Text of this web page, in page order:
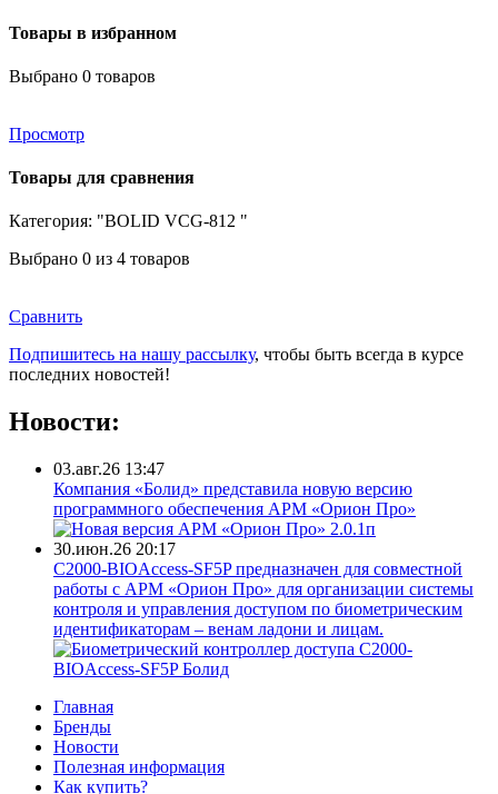
Товары в избранном
Выбрано 0 товаров
Просмотр
Товары для сравнения
Категория: "BOLID VCG-812 "
Выбрано 0 из 4 товаров
Сравнить
Подпишитесь на нашу рассылку, чтобы быть всегда в курсе
последних новостей!
Новости:
03.авг.26 13:47
Компания «Болид» представила новую версию
программного обеспечения АРМ «Орион Про»
30.июн.26 20:17
С2000-BIOAccess-SF5P предназначен для совместной
работы с АРМ «Орион Про» для организации системы
контроля и управления доступом по биометрическим
идентификаторам – венам ладони и лицам.
Главная
Бренды
Новости
Полезная информация
Как купить?